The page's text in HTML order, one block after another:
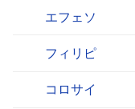
エフェソ
フィリピ
コロサイ